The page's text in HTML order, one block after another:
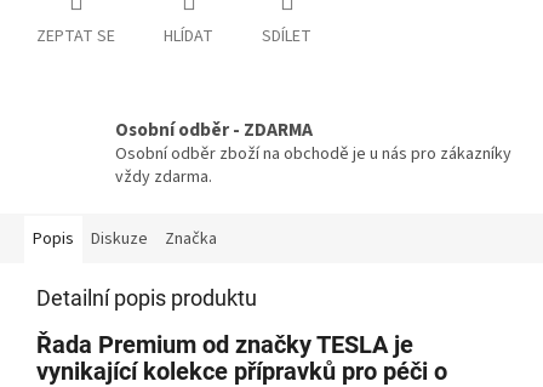
ZEPTAT SE HLÍDAT SDÍLET
Osobní odběr - ZDARMA
Osobní odběr zboží na obchodě je u nás pro zákazníky
vždy zdarma.
Popis Diskuze Značka
Detailní popis produktu
Řada Premium od značky TESLA je
vynikající kolekce přípravků pro péči o